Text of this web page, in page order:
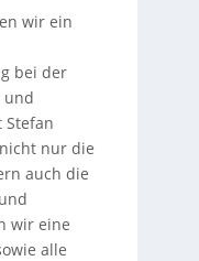
wir ein
bei der
und
Stefan
nur die
auch die
wir eine
alle